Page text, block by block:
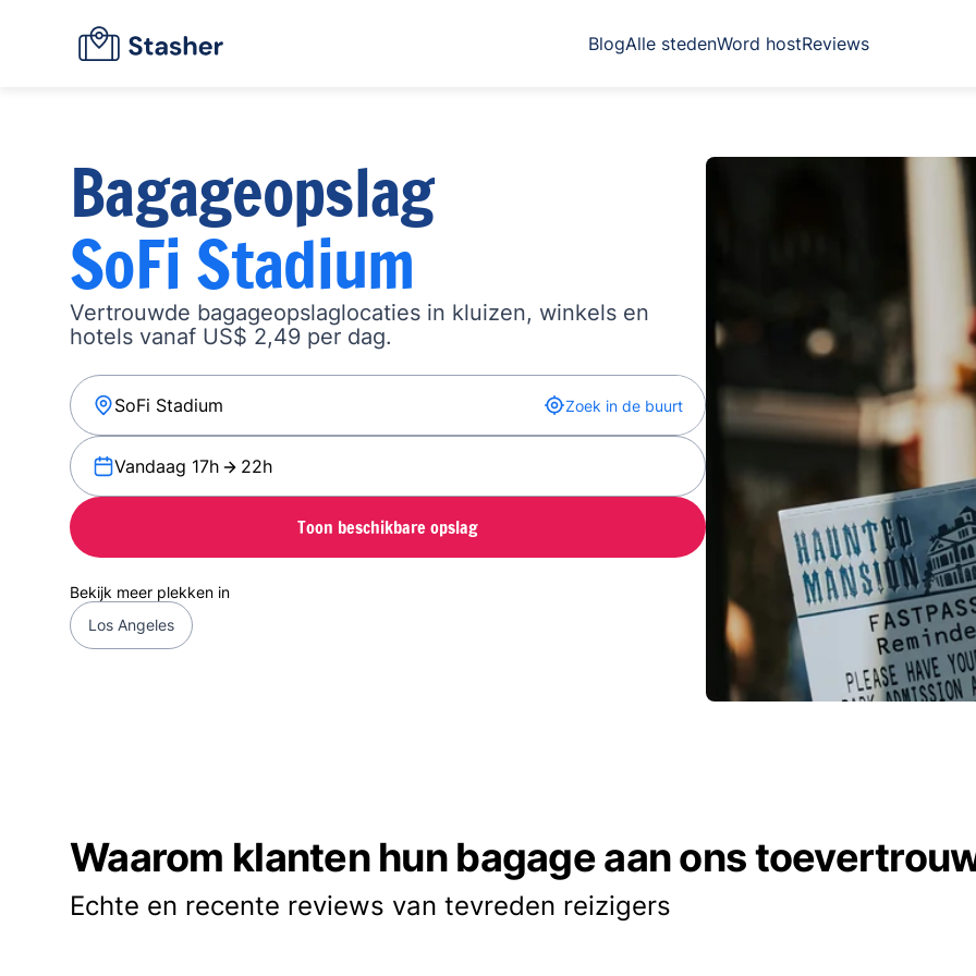
BlogAlle stedenWord hostReviews
Bagageopslag
SoFi Stadium
Vertrouwde bagageopslaglocaties in kluizen, winkels en
hotels vanaf US$ 2,49 per dag.
Zoek in de buurt
Vandaag 17h 22h
Toon beschikbare opslag
Bekijk meer plekken in
Los Angeles
Waarom klanten hun bagage aan ons
Echte en recente reviews van tevreden reizigers